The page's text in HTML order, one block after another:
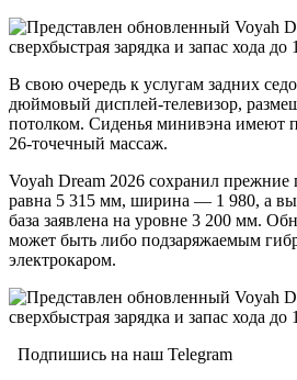
В свою очередь к услугам задних
дюймовый дисплей-телевизор,
потолком. Сиденья минивэна имеют
26-точечный массаж.
Voyah Dream 2026 сохранил прежние
равна 5 315 мм, ширина — 1 980, а
база заявлена на уровне 3 200 мм.
может быть либо подзаряжаемым
электрокаром.
Подпишись на наш Telegram